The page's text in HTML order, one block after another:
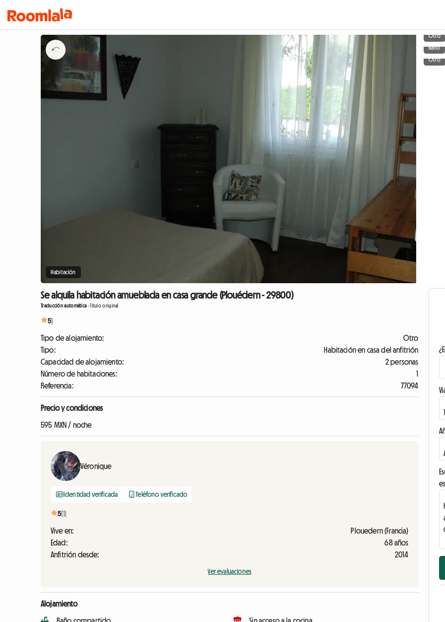
Habitación
Otro
Baño
Otro
Se alquila habitación amueblada en casa grande (Plouédern - 29800)
Traducción automática-Título original
51
Tipo de alojamiento:
Otro
Tipo:
Habitación en casa del anfitrión
Capacidad de alojamiento:
2 personas
Número de habitaciones:
1
Referencia:
77094
Precio y condiciones
595 MXN / noche
Véronique
Identidad verificada Teléfono verificado
5(1)
Vive en:
Plouedern (Francia)
Edad:
68 años
Anfitrión desde:
2014
Ver evaluaciones
Alojamiento